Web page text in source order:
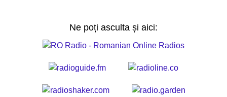
Ne poți asculta și aici: